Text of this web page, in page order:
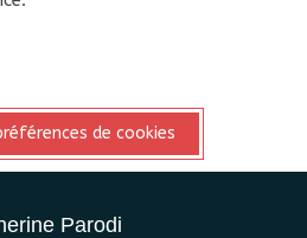
de cookies
Parodi